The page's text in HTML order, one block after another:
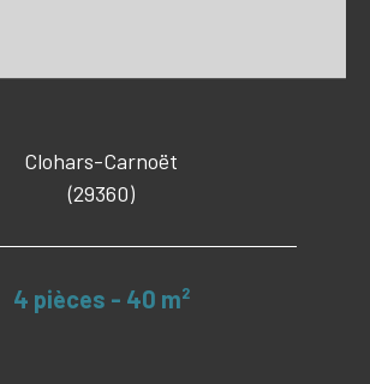
Clohars-Carnoët
(29360)
4 pièces - 40 m²